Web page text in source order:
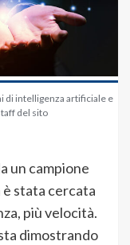
di intelligenza artificiale e
del sito
un campione
è stata cercata
più velocità.
dimostrando